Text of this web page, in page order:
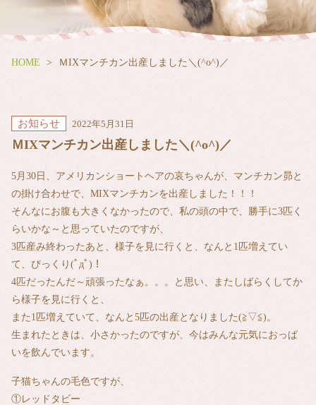
HOME ＭIXマンチカン出産しました＼(^o^)／
お知らせ 2022年5月31日
ＭIXマンチカン出産しました＼(^o^)／
5月30日、アメリカンショートヘアの哀ちゃんが、マンチカン昴と
の掛け合わせで、MIXマンチカンを出産しました！！！
そんなにお腹も大きくなかったので、私の頭の中で、勝手に3匹く
らいかな～と思っていたのですが、
3匹産み終わったあと、様子を見に行くと、なんと1匹増えてい
て、びっくり(ﾟдﾟ)！
4匹だったんだ～頑張ったなぁ。。。と思い、またしばらくしてか
ら様子を見に行くと、
また1匹増えていて、なんと5匹の出産となりました(≧▽≦)。
生まれたときは、小さかったのですが、今はみんな元気におっぱ
いを飲んでいます。
子猫ちゃんの毛色ですが、
①レッドタビー